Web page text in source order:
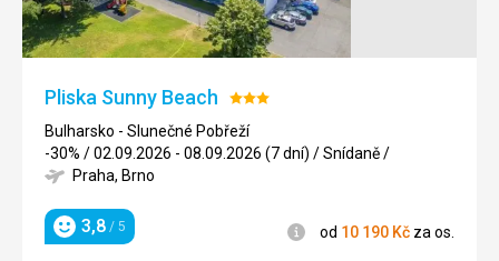
Pliska Sunny Beach Hodnocení:
3/5
Bulharsko - Slunečné Pobřeží
-30% /02.09.2026 - 08.09.2026 (7 dní) /Snídaně/
Praha, Brno
Hodnocení
3,8 / 5 Informace
od 10 190 Kč za os.